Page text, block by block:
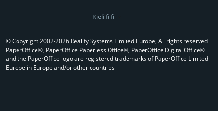
Kieli fi-fi
© Copyright 2002-2026 Realify Systems Limited Europe, All rights reserved
PaperOffice®, PaperOffice Paperless Office®, PaperOffice Digital Office®
and the PaperOffice logo are registered trademarks of PaperOffice Limited
Europe in Europe and/or other countries